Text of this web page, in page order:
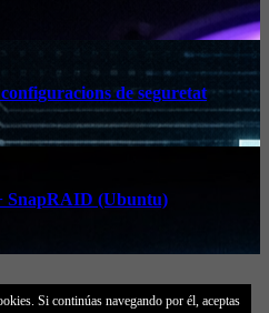
de seguretat
SnapRAID (Ubuntu)
Si continúas navegando por él, aceptas